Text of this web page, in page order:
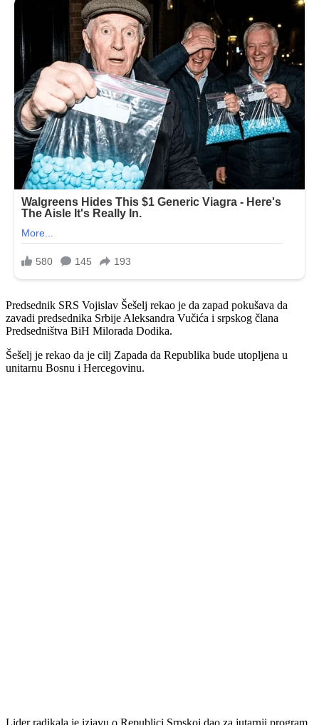
Predsednik SRS Vojislav Šešelj rekao je da zapad pokušava da
zavadi predsednika Srbije Aleksandra Vučića i srpskog člana
Predsedništva BiH Milorada Dodika.
Šešelj je rekao da je cilj Zapada da Republika bude utopljena u
unitarnu Bosnu i Hercegovinu.